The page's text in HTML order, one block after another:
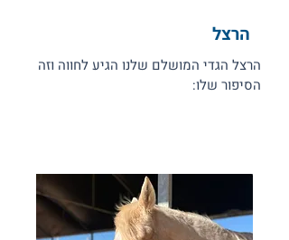
הרצל
הרצל הגדי המושלם שלנו הגיע לחווה וזה
הסיפור שלו: